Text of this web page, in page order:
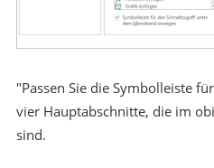
"Passen Sie die Symbolleiste
vier Hauptabschnitte, die im
sind.